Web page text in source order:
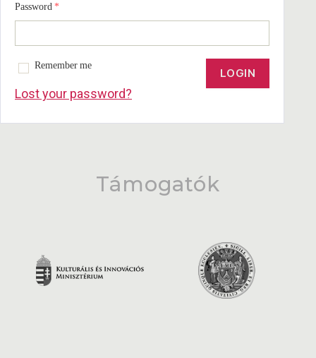
Password *
Remember me
Lost your password?
Támogatók